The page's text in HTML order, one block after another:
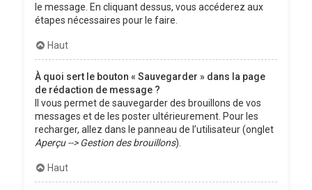
le message. En cliquant dessus, vous accéderez aux
étapes nécessaires pour le faire.
Haut
À quoi sert le bouton « Sauvegarder » dans la page
de rédaction de message ?
Il vous permet de sauvegarder des brouillons de vos
messages et de les poster ultérieurement. Pour les
recharger, allez dans le panneau de l’utilisateur (onglet
Aperçu --> Gestion des brouillons).
Haut